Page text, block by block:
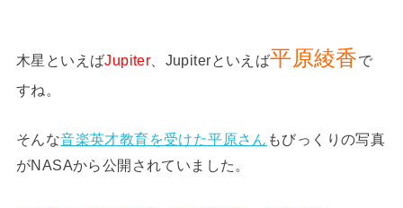
木星といえばJupiter 、Jupiterといえば平原綾香で
すね。
そんな音楽英才教育を受けた平原さん もびっくりの写真
がNASAから公開されていました。